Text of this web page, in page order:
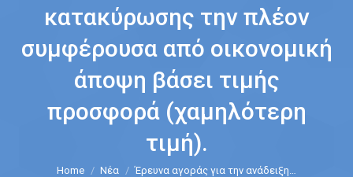
κατακύρωσης την πλέον
συμφέρουσα από οικονομική
άποψη βάσει τιμής
προσφορά (χαμηλότερη
τιμή).
You are here:
Home Νέα Έρευνα αγοράς για την ανάδειξη…